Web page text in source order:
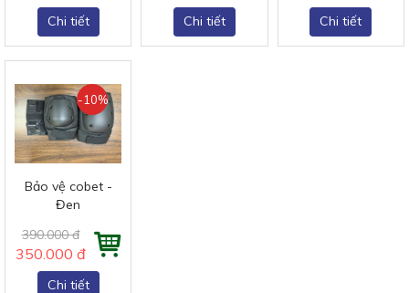
Chi tiết Chi tiết Chi tiết
-10%
Bảo vệ cobet -
Đen
390.000 đ
350.000 đ
Chi tiết